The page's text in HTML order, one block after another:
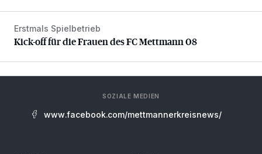
Kick-off für die Frauen des FC Mettmann 08
Erstmals Spielbetrieb
Kick-off für die Frauen des FC Mettmann 08
SOZIALE MEDIEN
www.facebook.com/mettmannerkreisnews/